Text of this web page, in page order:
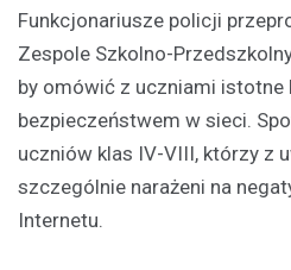
Funkcjonariusze policji
Zespole Szkolno-
by omówić z uczniami istotne
bezpieczeństwem w sieci.
uczniów klas IV-VIII, którzy z
szczególnie narażeni na
Internetu.